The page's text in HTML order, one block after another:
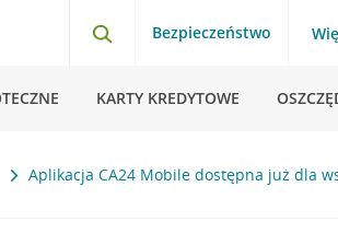
Bezpieczeństwo
KARTY KREDYTOWE
Aplikacja CA24 Mobile dostępna już dla